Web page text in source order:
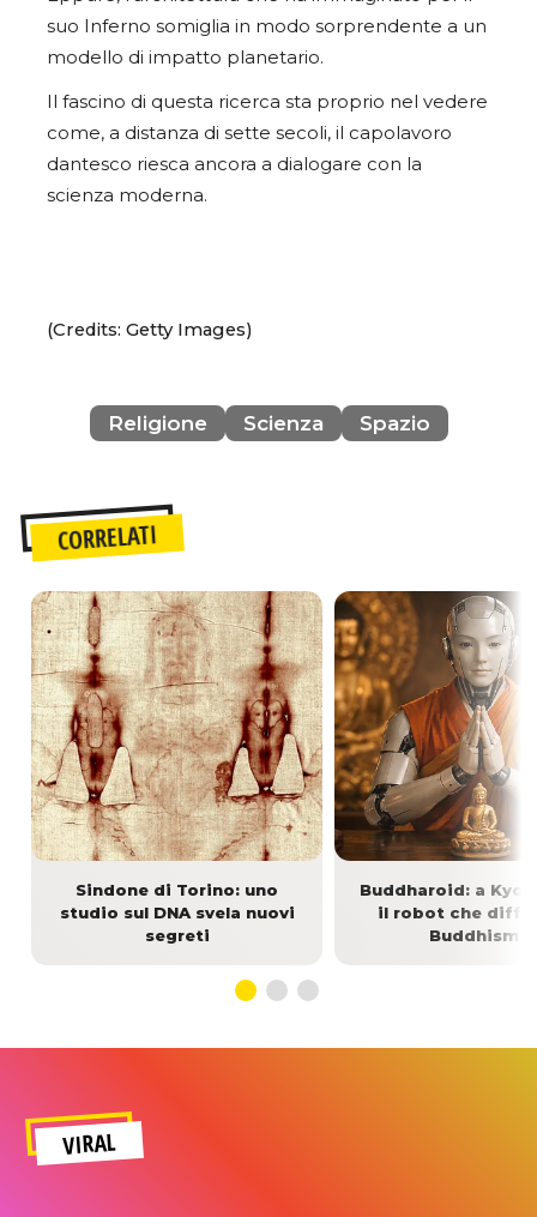
suo Inferno somiglia in modo sorprendente a un
modello di impatto planetario.
Il fascino di questa ricerca sta proprio nel vedere
come, a distanza di sette secoli, il capolavoro
dantesco riesca ancora a dialogare con la
scienza moderna.
(Credits: Getty Images)
Religione Scienza Spazio
CORRELATI
Sindone di Torino: uno
studio sul DNA svela nuovi
segreti
Buddharoid: a
il robot che
Buddhismo
VIRAL